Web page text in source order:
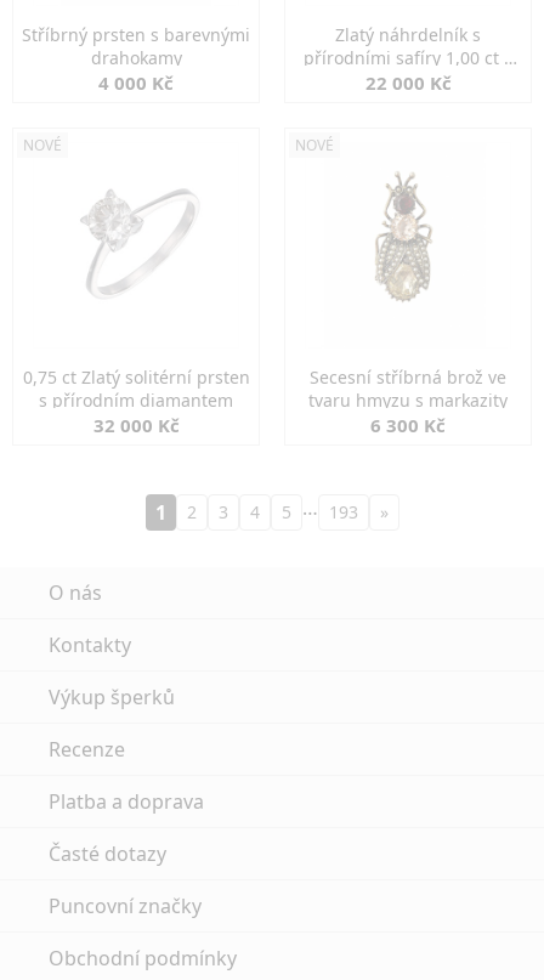
Stříbrný prsten s barevnými
drahokamy
4 000 Kč
Zlatý náhrdelník s
přírodními safíry 1,00 ct a
diamanty
22 000 Kč
NOVÉ
0,75 ct Zlatý solitérní prsten
s přírodním diamantem
32 000 Kč
NOVÉ
Secesní stříbrná brož ve
tvaru hmyzu s markazity
6 300 Kč
1 2 3 4 5 … 193 »
O nás
Kontakty
Výkup šperků
Recenze
Platba a doprava
Časté dotazy
Puncovní značky
Obchodní podmínky